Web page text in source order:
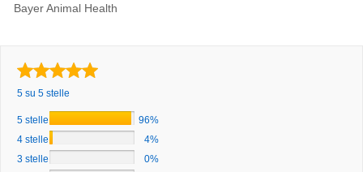
Bayer Animal Health
5 su 5 stelle
5 stelle
96%
4 stelle
4%
3 stelle
0%